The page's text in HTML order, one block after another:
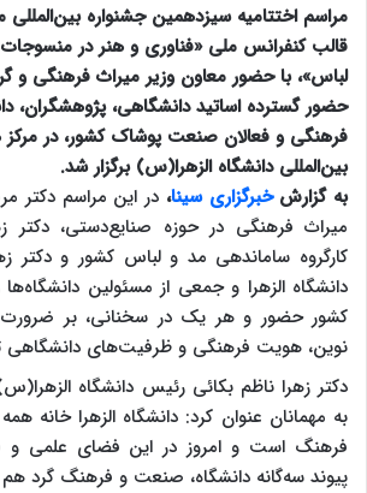
مراسم اختتامیه سیزدهمین جشنواره
قالب کنفرانس ملی «فناوری و هنر در
لباس»، با حضور معاون وزیر میراث فرهنگی
حضور گسترده اساتید دانشگاهی، پژوهشگران،
فرهنگی و فعالان صنعت پوشاک کشور، در
بین‌المللی دانشگاه الزهرا(س) برگزار شد.
به گزارشخبرگزاری سینا، در این مراسم دکتر
میراث فرهنگی در حوزه صنایع‌دستی، دکتر
کارگروه ساماندهی مد و لباس کشور و دکتر
دانشگاه الزهرا و جمعی از مسئولین
کشور حضور و هر یک در سخنانی، بر ضرورت
نوین، هویت فرهنگی و ظرفیت‌های دانشگاهی
دکتر زهرا ناظم بکائی رئیس دانشگاه
به مهمانان عنوان کرد: دانشگاه الزهرا خانه
فرهنگ است و امروز در این فضای علمی و
پیوند سه‌گانه دانشگاه، صنعت و فرهنگ گرد هم